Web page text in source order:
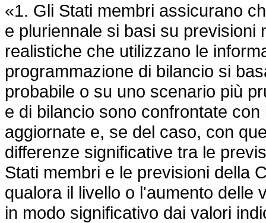
«1. Gli Stati membri assicurano
e pluriennale si basi su previsioni
realistiche che utilizzano le
programmazione di bilancio si
probabile o su uno scenario più
e di bilancio sono confrontate
aggiornate e, se del caso, con
differenze significative tra le
Stati membri e le previsioni della
qualora il livello o l'aumento delle
in modo significativo dai valori